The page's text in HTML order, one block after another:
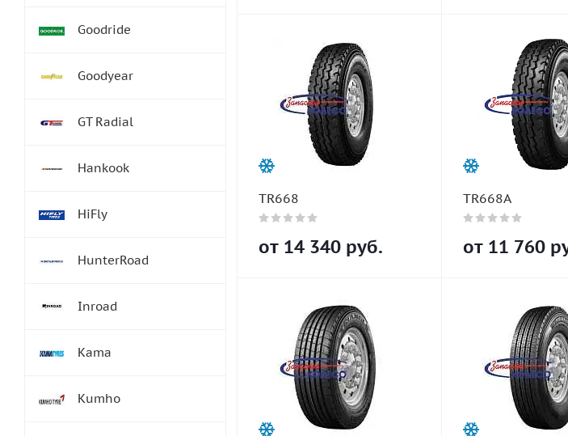
TR668
от 14 340 руб.
TR668A
от 11 760
Goodride
Goodyear
GT Radial
Hankook
HiFly
HunterRoad
Inroad
Kama
Kumho